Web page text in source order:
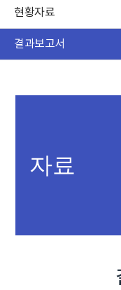
현황자료
결과보고서
자료